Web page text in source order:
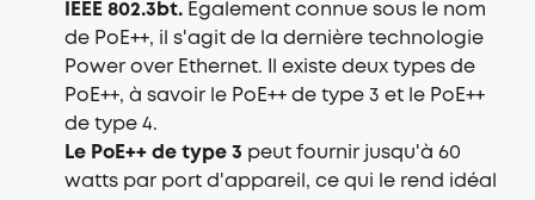
IEEE 802.3bt. Également connue sous le nom
de PoE++, il s'agit de la dernière technologie
Power over Ethernet. Il existe deux types de
PoE++, à savoir le PoE++ de type 3 et le PoE++
de type 4.
Le PoE++ de type 3 peut fournir jusqu'à 60
watts par port d'appareil, ce qui le rend idéal